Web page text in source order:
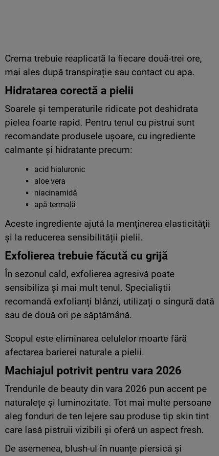
Crema trebuie reaplicată la fiecare două-trei ore,
mai ales după transpirație sau contact cu apa.
Hidratarea corectă a pielii
Soarele și temperaturile ridicate pot deshidrata
pielea foarte rapid. Pentru tenul cu pistrui sunt
recomandate produsele ușoare, cu ingrediente
calmante și hidratante precum:
acid hialuronic
aloe vera
niacinamidă
apă termală
Aceste ingrediente ajută la menținerea elasticității
și la reducerea sensibilității pielii.
Exfolierea trebuie făcută cu grijă
În sezonul cald, exfolierea agresivă poate
sensibiliza și mai mult tenul. Specialiștii
recomandă exfolianți blânzi, utilizați o singură dată
sau de două ori pe săptămână.
Scopul este eliminarea celulelor moarte fără
afectarea barierei naturale a pielii.
Machiajul potrivit pentru vara 2026
Trendurile de beauty din vara 2026 pun accent pe
naturalețe și luminozitate. Tot mai multe persoane
aleg fonduri de ten lejere sau produse tip skin tint
care lasă pistruii vizibili și oferă un aspect fresh.
De asemenea, blush-ul în nuanțe piersică și